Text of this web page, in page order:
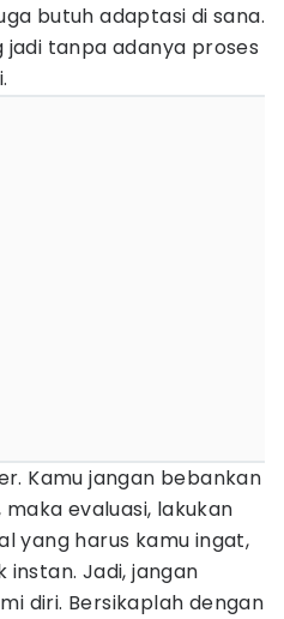
butuh adaptasi di sana.
jadi tanpa adanya proses
Kamu jangan bebankan
evaluasi, lakukan
yang harus kamu ingat,
Jadi, jangan
diri. Bersikaplah dengan